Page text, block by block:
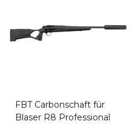
FBT Carbonschaft für
Blaser R8 Professional